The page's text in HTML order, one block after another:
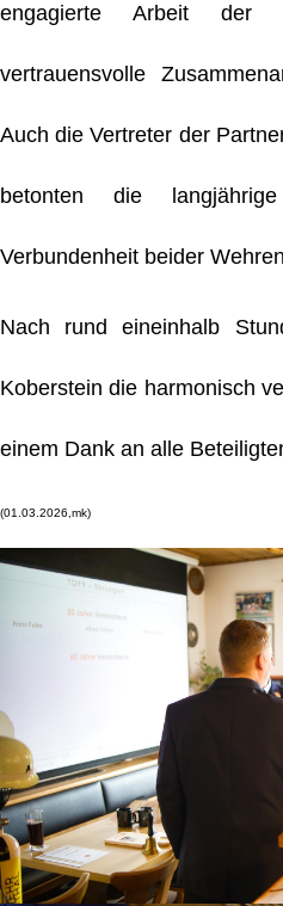
engagierte Arbeit der
vertrauensvolle
Auch die Vertreter der
betonten die
Verbundenheit beider
Nach rund eineinhalb
Koberstein die harmonisch
einem Dank an alle
(01.03.2026,mk)